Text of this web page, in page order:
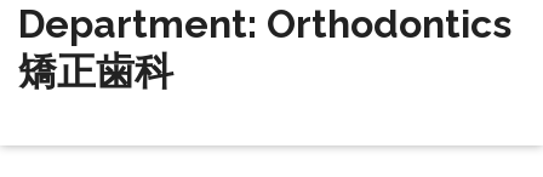
Department: Orthodontics
矯正歯科